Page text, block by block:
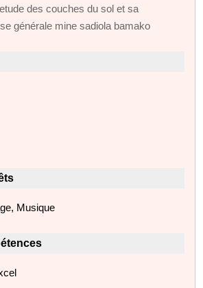
des couches du sol et sa
générale mine sadiola bamako
Musique